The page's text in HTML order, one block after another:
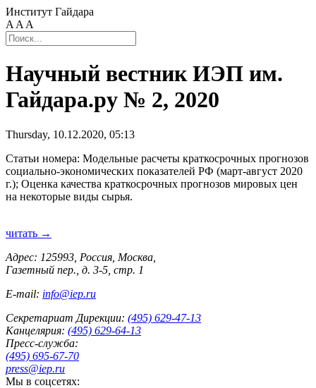
Институт Гайдара
A A A
Научный вестник ИЭП им.
Гайдара.ру № 2, 2020
Thursday, 10.12.2020, 05:13
Статьи номера: Модельные расчеты краткосрочных прогнозов
социально-экономических показателей РФ (март-август 2020
г.); Оценка качества краткосрочных прогнозов мировых цен
на некоторые виды сырья.
читать →
Адрес: 125993, Россия, Москва,
Газетный пер., д. 3-5, стр. 1
E-mail: info@iep.ru
Секретариат Дирекции: (495) 629-47-13
Канцелярия: (495) 629-64-13
Пресс-служба:
(495) 695-67-70
press@iep.ru
Мы в соцсетях: